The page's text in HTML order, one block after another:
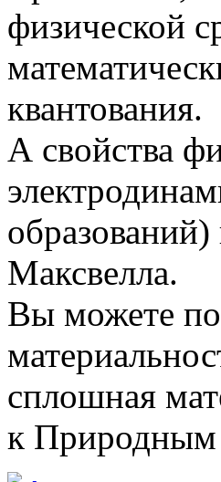
физической
квантования.
А свойства
Максвелла.
Вы можете
сплошная
к Природным